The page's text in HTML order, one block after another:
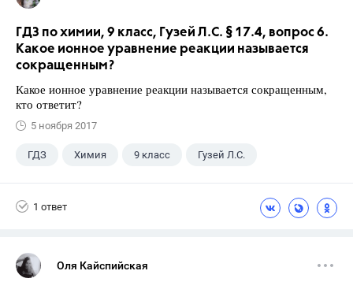
ГДЗ по химии, 9 класс, Гузей Л.С. § 17.4, вопрос 6.
Какое ионное уравнение реакции называется
сокращенным?
Какое ионное уравнение реакции называется сокращенным,
кто ответит?
5 ноября 2017
ГДЗ Химия 9 класс Гузей Л.С.
1 ответ
Оля Кайспийская